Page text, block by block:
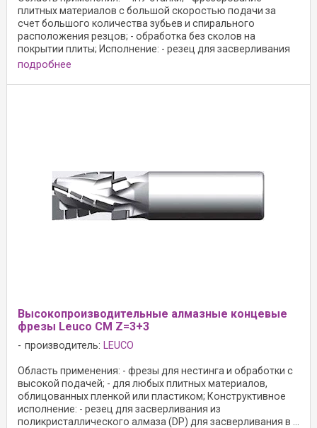
плитных материалов с большой скоростью подачи за
счет большого количества зубьев и спирального
расположения резцов; - обработка без сколов на
покрытии плиты; Исполнение: - резец для засверливания
из ...
подробнее
Высокопроизводительные алмазные концевые
фрезы Leuco CM Z=3+3
производитель: LEUCO
Область применения: - фрезы для нестинга и обработки с
высокой подачей; - для любых плитных материалов,
облицованных пленкой или пластиком; Конструктивное
исполнение: - резец для засверливания из
поликристаллического алмаза (DP) для засверливания в ...